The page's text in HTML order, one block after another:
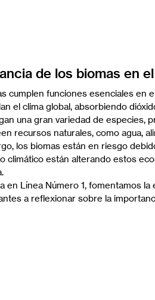
de los biomas en
cumplen funciones esenciales en
el clima global, absorbiendo
una gran variedad de especies,
recursos naturales, como agua,
los biomas están en riesgo
climático están alterando estos
en Línea Número 1, fomentamos
a reflexionar sobre la